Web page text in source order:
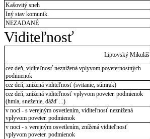
Kašovitý sneh
Iný stav komunik.
NEZADANÉ
Viditeľnosť
Liptovský Mikuláš
cez deň, viditeľnosť neznížená vplyvom poveternostných
podmienok
cez deň, znížená viditeľnosť (svitanie, súmrak)
cez deň, znížená viditeľnosť vplyvom poveter. podmienok
(hmla, sneženie, dážď ...)
v noci - s verejným osvetlením, viditeľnosť neznížená
vplyvom poveter. podmienok
v noci - s verejným osvetlením, znížená viditeľnosť
vplyvom poveter. podmienok